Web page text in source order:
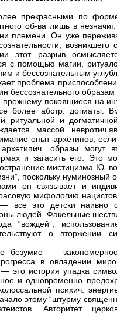
прекрасными по
об-ва лишь в
племени. Он уже
этот разрыв
с помощью магии,
и бессознательным
проблема
бессознательного
прежнему покоящиеся на
более абстр. догматы.
ритуальной и
массой
опыт архетипов,
образы могут
и загасить его. Это
мистицизма Ю.
поскольку нуминозный
он связывает и
мифологию
— все это детски наивно
людей. Факельные
“вождей”,
о вторжении
безумие —
в овладении
это история упадка
и одновременно
психич.
этому “штурму
Авторитет